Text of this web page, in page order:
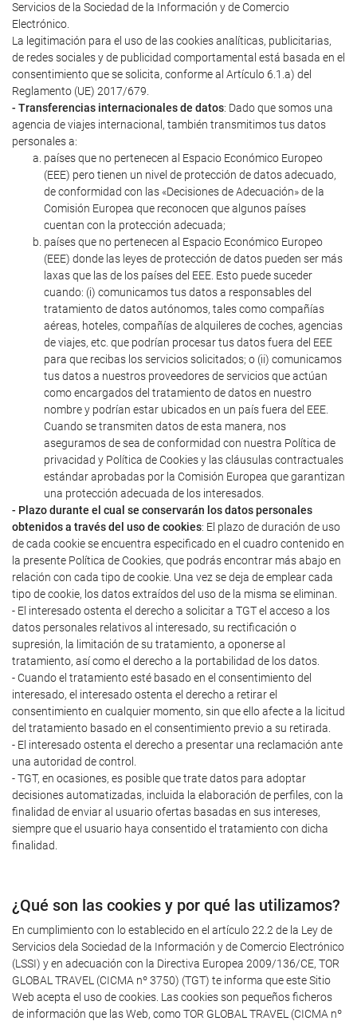
Servicios de la Sociedad de la Información y de Comercio
Electrónico.
La legitimación para el uso de las cookies analíticas, publicitarias,
de redes sociales y de publicidad comportamental está basada en el
consentimiento que se solicita, conforme al Artículo 6.1.a) del
Reglamento (UE) 2017/679.
- Transferencias internacionales de datos: Dado que somos una
agencia de viajes internacional, también transmitimos tus datos
personales a:
países que no pertenecen al Espacio Económico Europeo
(EEE) pero tienen un nivel de protección de datos adecuado,
de conformidad con las «Decisiones de Adecuación» de la
Comisión Europea que reconocen que algunos países
cuentan con la protección adecuada;
países que no pertenecen al Espacio Económico Europeo
(EEE) donde las leyes de protección de datos pueden ser más
laxas que las de los países del EEE. Esto puede suceder
cuando: (i) comunicamos tus datos a responsables del
tratamiento de datos autónomos, tales como compañías
aéreas, hoteles, compañías de alquileres de coches, agencias
de viajes, etc. que podrían procesar tus datos fuera del EEE
para que recibas los servicios solicitados; o (ii) comunicamos
tus datos a nuestros proveedores de servicios que actúan
como encargados del tratamiento de datos en nuestro
nombre y podrían estar ubicados en un país fuera del EEE.
Cuando se transmiten datos de esta manera, nos
aseguramos de sea de conformidad con nuestra Política de
privacidad y Política de Cookies y las cláusulas contractuales
estándar aprobadas por la Comisión Europea que garantizan
una protección adecuada de los interesados.
- Plazo durante el cual se conservarán los datos personales
obtenidos a través del uso de cookies: El plazo de duración de uso
de cada cookie se encuentra especificado en el cuadro contenido en
la presente Política de Cookies, que podrás encontrar más abajo en
relación con cada tipo de cookie. Una vez se deja de emplear cada
tipo de cookie, los datos extraídos del uso de la misma se eliminan.
- El interesado ostenta el derecho a solicitar a TGT el acceso a los
datos personales relativos al interesado, su rectificación o
supresión, la limitación de su tratamiento, a oponerse al
tratamiento, así como el derecho a la portabilidad de los datos.
- Cuando el tratamiento esté basado en el consentimiento del
interesado, el interesado ostenta el derecho a retirar el
consentimiento en cualquier momento, sin que ello afecte a la licitud
del tratamiento basado en el consentimiento previo a su retirada.
- El interesado ostenta el derecho a presentar una reclamación ante
una autoridad de control.
- TGT, en ocasiones, es posible que trate datos para adoptar
decisiones automatizadas, incluida la elaboración de perfiles, con la
finalidad de enviar al usuario ofertas basadas en sus intereses,
siempre que el usuario haya consentido el tratamiento con dicha
finalidad.
¿Qué son las cookies y por qué las utilizamos?
En cumplimiento con lo establecido en el artículo 22.2 de la Ley de
Servicios dela Sociedad de la Información y de Comercio Electrónico
(LSSI) y en adecuación con la Directiva Europea 2009/136/CE, TOR
GLOBAL TRAVEL (CICMA nº 3750) (TGT) te informa que este Sitio
Web acepta el uso de cookies. Las cookies son pequeños ficheros
de información que las Web, como TOR GLOBAL TRAVEL (CICMA nº